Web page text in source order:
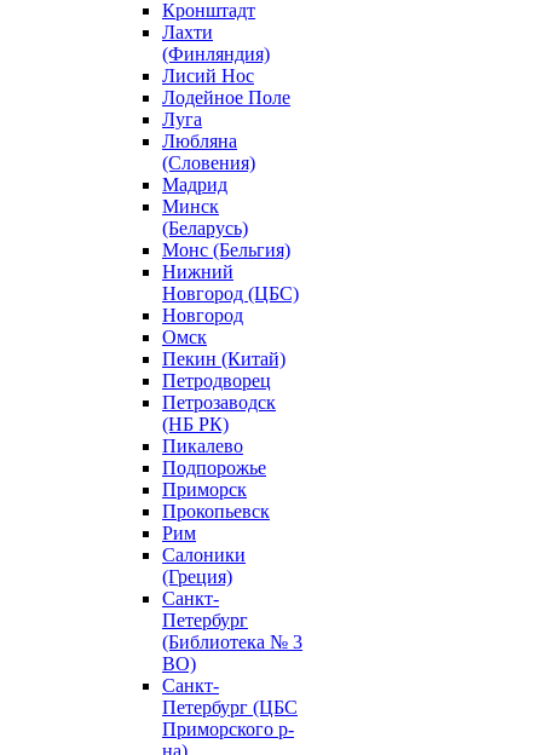
Кронштадт
Лахти
(Финляндия)
Лисий Нос
Лодейное Поле
Луга
Любляна
(Словения)
Мадрид
Минск
(Беларусь)
Монс (Бельгия)
Нижний
Новгород (ЦБС)
Новгород
Омск
Пекин (Китай)
Петродворец
Петрозаводск
(НБ РК)
Пикалево
Подпорожье
Приморск
Прокопьевск
Рим
Салоники
(Греция)
Санкт-
Петербург
(Библиотека № 3
ВО)
Санкт-
Петербург (ЦБС
Приморского р-
на)